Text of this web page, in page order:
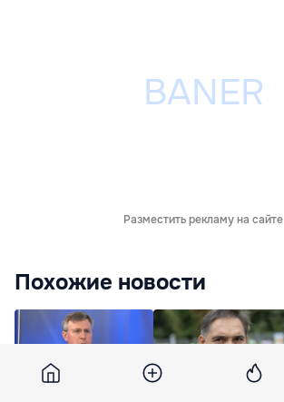
Разместить рекламу на сайте
Похожие новости